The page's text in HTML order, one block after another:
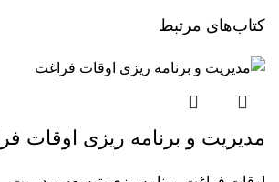
کتاب‌های مرتبط
مدیریت و برنامه ریزی اوقات